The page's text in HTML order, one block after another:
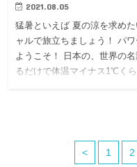
2021.08.05
猛暑といえば 夏の涼を求め
ャルで旅立ちましょう！ パ
ようこそ！ 日本の、世界の
るだけで体温マイナス1℃く
< 1 2